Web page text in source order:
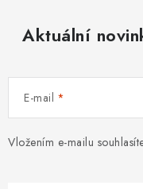
Aktuální
E-mail
Vložením e-mailu